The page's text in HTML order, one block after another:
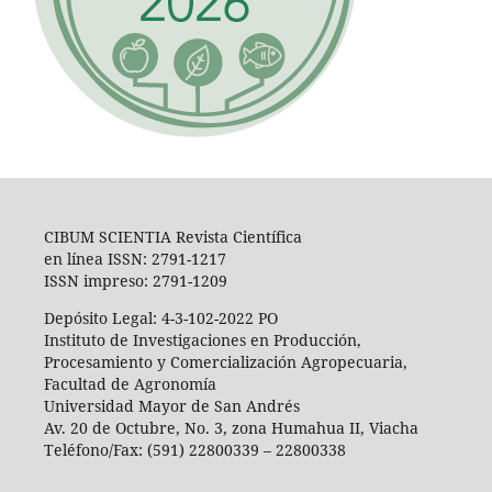
CIBUM SCIENTIA Revista Científica
en línea ISSN: 2791-1217
ISSN impreso: 2791-1209
Depósito Legal: 4-3-102-2022 PO
Instituto de Investigaciones en Producción,
Procesamiento y Comercialización Agropecuaria,
Facultad de Agronomía
Universidad Mayor de San Andrés
Av. 20 de Octubre, No. 3, zona Humahua II, Viacha
Teléfono/Fax: (591) 22800339 – 22800338